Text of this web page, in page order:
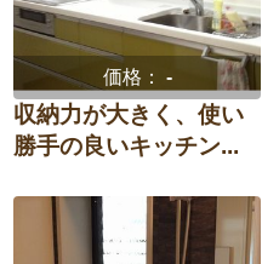
価格： -
収納力が大きく、使い
勝手の良いキッチン...